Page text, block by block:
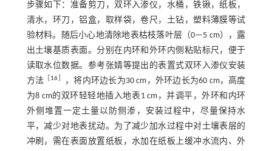
步骤如下：准备剪刀，双环入渗仪，水桶，铁锹，纸板，
清水，环刀，铝盒，取样袋，卷尺，土钻，塑料薄膜等试
验材料。随后小心地清除地表枯枝落叶层（0—5 cm），露
出土壤基质表面。分别在内环和外环内侧粘贴标尺，便于
读取水位数据。参考张婧等提出的表置式双环入渗仪安装
方法
16
，将内环边长为30 cm，外环边长为60 cm，高度
为8 cm的双环轻轻地插入地表1 cm，并调平，外环和内环
外侧堆置一定土量以防侧渗，安装过程中，尽量保持水
平，减少对地表扰动。为了减少加水过程中对土壤表层的
冲刷，需在表面放置纸板，水加在纸板上缓冲水流内、外